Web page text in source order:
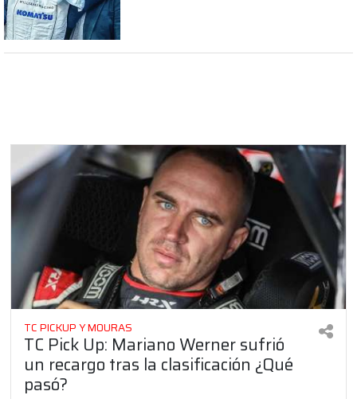
TC PICKUP Y MOURAS
TC Pick Up: Mariano Werner sufrió
un recargo tras la clasificación ¿Qué
pasó?